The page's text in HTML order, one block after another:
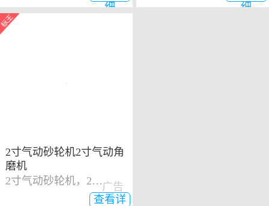
细
细
2寸气动砂轮机2寸气动角
磨机
2寸气动砂轮机，2寸气动角磨机
查看详
广告